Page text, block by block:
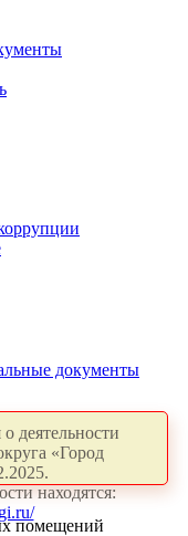
документы
деятельности
«Город
находятся:
помещений